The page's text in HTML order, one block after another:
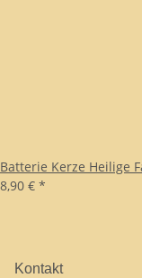
Batterie Kerze Heilige
8,90 € *
Kontakt